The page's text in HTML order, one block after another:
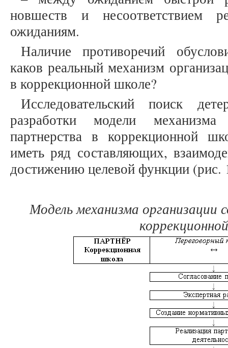
новшеств и несоответствием
ожиданиям.
Наличие противоречий
каков реальный механизм
в коррекционной школе?
Исследовательский поиск
разработки модели механизма
партнерства в коррекционной
иметь ряд составляющих,
достижению целевой функции (рис.
Модель механизма организации